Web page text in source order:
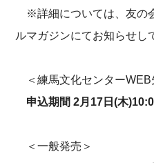
※詳細については、友の
ルマガジンにてお知らせし
＜練馬文化センターWEB
申込期間 2月17日(木
＜一般発売＞